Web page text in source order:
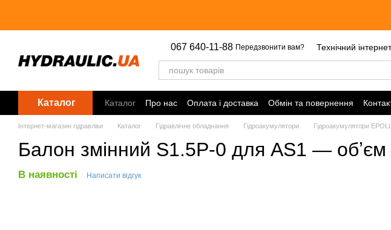
067 640-11-88 Передзвонити вам? Технічний
Каталог Каталог Про нас Оплата і доставка Обмін та повернення
Інтернет-магазин гідравліки Каталог Гідравлічне обладнання Гідроакумулятори Гідроакумулятори EPOLL
Балон змінний S1.5P-0 для AS1 — обʼєм
В наявності
Написати відгук